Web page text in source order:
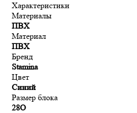
Характеристики
Материалы
ПВХ
Материал
ПВХ
Бренд
Stamina
Цвет
Синий
Размер блока
28O